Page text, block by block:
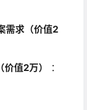
需求（价值2
值2万）
：